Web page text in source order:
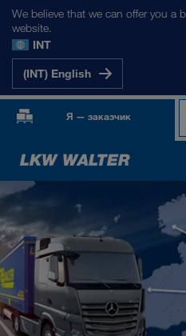
We believe that we can offer you a
website.
INT
(INT) English
Я — заказчик
НАШИ РЫНКИ
Европа
Центральная Азия
Россия